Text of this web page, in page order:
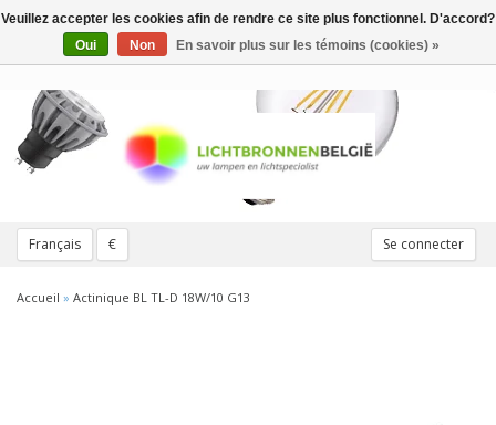
Français € Se connecter
Toggle
navigation
Accueil » Actinique BL TL-D 18W/10 G13
Veuillez accepter les cookies afin de rendre ce site plus fonctionnel. D'accord?
Oui
Non En savoir plus sur les témoins (cookies) »